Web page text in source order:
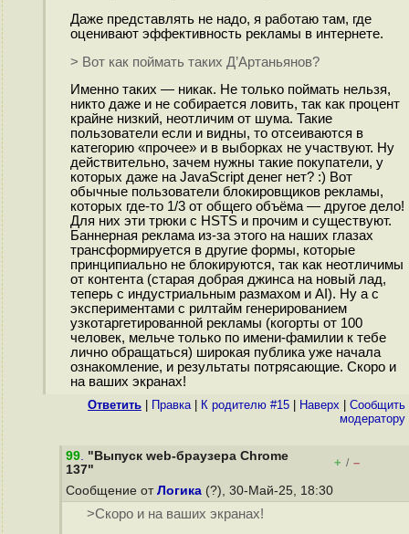
Даже представлять не надо, я работаю там, где
оценивают эффективность рекламы в интернете.
> Вот как поймать таких Д’Артаньянов?
Именно таких — никак. Не только поймать нельзя,
никто даже и не собирается ловить, так как процент
крайне низкий, неотличим от шума. Такие
пользователи если и видны, то отсеиваются в
категорию «прочее» и в выборках не участвуют. Ну
действительно, зачем нужны такие покупатели, у
которых даже на JavaScript денег нет? :) Вот
обычные пользователи блокировщиков рекламы,
которых где-то 1/3 от общего объёма — другое дело!
Для них эти трюки с HSTS и прочим и существуют.
Баннерная реклама из-за этого на наших глазах
трансформируется в другие формы, которые
принципиально не блокируются, так как неотличимы
от контента (старая добрая джинса на новый лад,
теперь с индустриальным размахом и AI). Ну а с
экспериментами с рилтайм генерированием
узкотаргетированной рекламы (когорты от 100
человек, мельче только по имени-фамилии к тебе
лично обращаться) широкая публика уже начала
ознакомление, и результаты потрясающие. Скоро и
на ваших экранах!
Ответить Правка| К родителю #15 Наверх
Cообщить
модератору
99. "Выпуск web-браузера Chrome
137"
+ / –
Сообщение от Логика (?), 30-Май-25, 18:30
>Скоро и на ваших экранах!